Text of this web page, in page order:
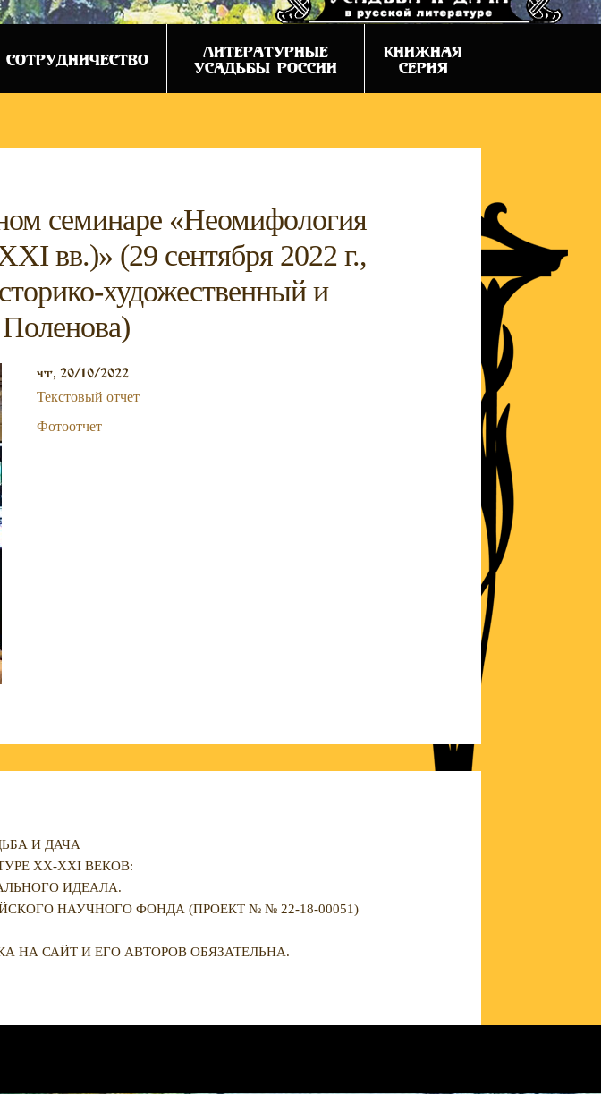
СОТРУДНИЧЕСТВО
ЛИТЕРАТУРНЫЕ
УСАДЬБЫ РОССИИ
КНИЖНАЯ
СЕРИЯ
семинаре «Неомифология
вв.)» (29 сентября 2022 г.,
художественный и
чт, 20/10/2022
Текстовый отчет
Фотоотчет
И ДАЧА
XX-XXI ВЕКОВ:
ИДЕАЛА.
НАУЧНОГО ФОНДА (ПРОЕКТ № № 22-18-00051)
НА САЙТ И ЕГО АВТОРОВ ОБЯЗАТЕЛЬНА.